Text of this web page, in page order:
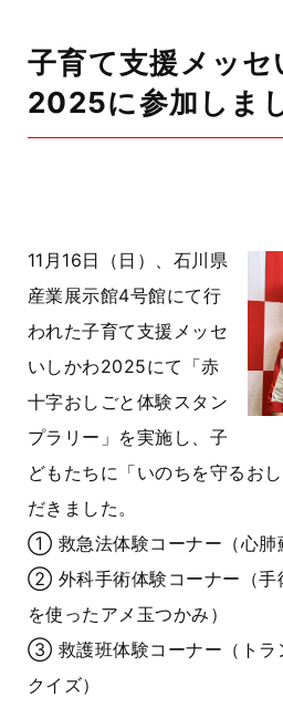
子育て支援メッセ
2025に参加しま
11月16日（日）、石川県
産業展示館4号館にて行
われた子育て支援メッセ
いしかわ2025にて「赤
十字おしごと体験スタン
プラリー」を実施し、子
どもたちに「いのちを守るお
だきました。
① 救急法体験コーナー（心肺
② 外科手術体験コーナー（手
を使ったアメ玉つかみ）
③ 救護班体験コーナー（トラ
クイズ）